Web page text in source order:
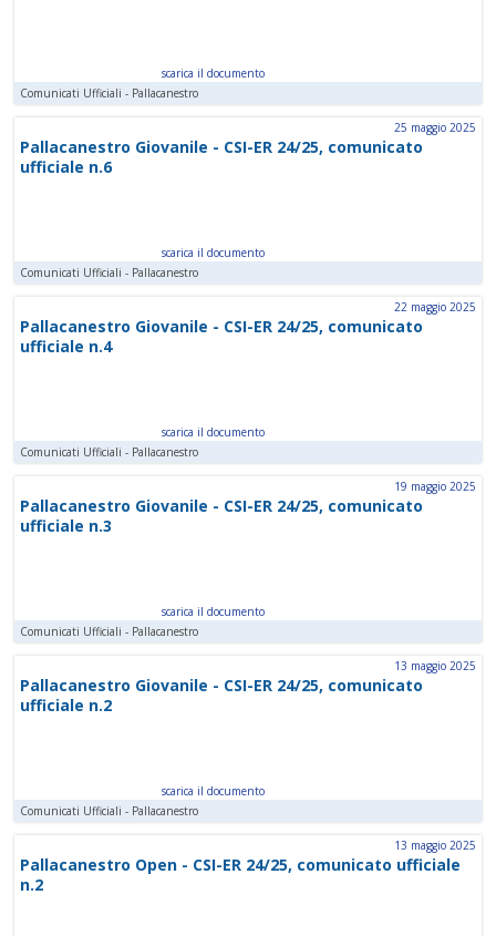
scarica il documento
Comunicati Ufficiali - Pallacanestro
25 maggio 2025
Pallacanestro Giovanile - CSI-ER 24/25, comunicato
ufficiale n.6
scarica il documento
Comunicati Ufficiali - Pallacanestro
22 maggio 2025
Pallacanestro Giovanile - CSI-ER 24/25, comunicato
ufficiale n.4
scarica il documento
Comunicati Ufficiali - Pallacanestro
19 maggio 2025
Pallacanestro Giovanile - CSI-ER 24/25, comunicato
ufficiale n.3
scarica il documento
Comunicati Ufficiali - Pallacanestro
13 maggio 2025
Pallacanestro Giovanile - CSI-ER 24/25, comunicato
ufficiale n.2
scarica il documento
Comunicati Ufficiali - Pallacanestro
13 maggio 2025
Pallacanestro Open - CSI-ER 24/25, comunicato ufficiale
n.2